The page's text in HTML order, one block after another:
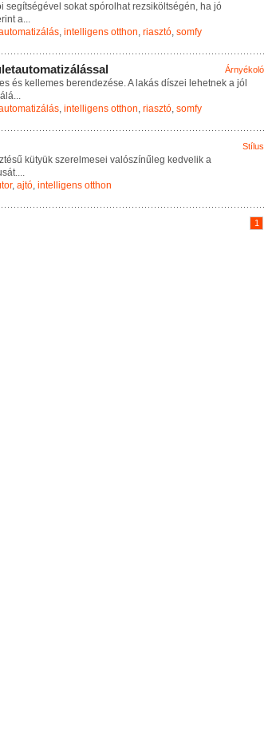
i segítségéve sokat spóro hat rezsi kö tségén, ha jó
rint a...
, intelligens otthon, riasztó, somfy
Árnyékoló
letautomatizálással
es és ke emes berendezése.A akás d íszei e hetne k a jó
á á...
, intelligens otthon, riasztó, somfy
Stílus
ztésű kütyü k szere mesei va ószínű eg kedve i k a
sát....
, ajtó, intelligens otthon
1